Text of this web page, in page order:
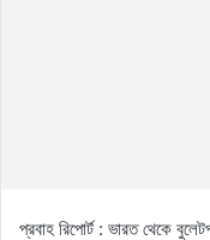
প্রবাহ রিপোর্ট : ভারত থেকে